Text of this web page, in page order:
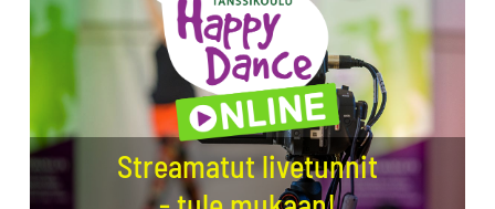
Streamatut livetunnit